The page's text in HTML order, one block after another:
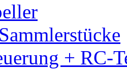
+ RC-